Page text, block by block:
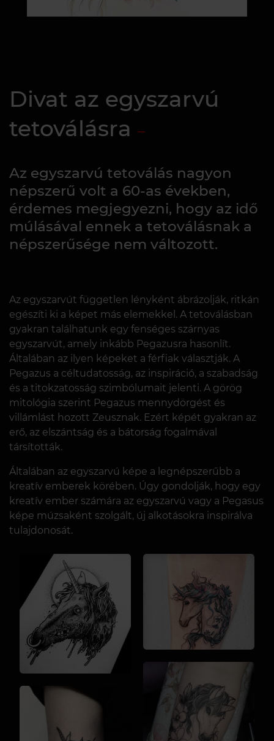
Divat az egyszarvú
tetoválásra
Az egyszarvú tetoválás nagyon
népszerű volt a 60-as években,
érdemes megjegyezni, hogy az idő
múlásával ennek a tetoválásnak a
népszerűsége nem változott.
Az egyszarvút független lényként ábrázolják, ritkán
egészíti ki a képet más elemekkel. A tetoválásban
gyakran találhatunk egy fenséges szárnyas
egyszarvút, amely inkább Pegazusra hasonlít.
Általában az ilyen képeket a férfiak választják. A
Pegazus a céltudatosság, az inspiráció, a szabadság
és a titokzatosság szimbólumait jelenti. A görög
mitológia szerint Pegazus mennydörgést és
villámlást hozott Zeusznak. Ezért képét gyakran az
erő, az elszántság és a bátorság fogalmával
társították.
Általában az egyszarvú képe a legnépszerűbb a
kreatív emberek körében. Úgy gondolják, hogy egy
kreatív ember számára az egyszarvú vagy a Pegasus
képe múzsaként szolgált, új alkotásokra inspirálva
tulajdonosát.